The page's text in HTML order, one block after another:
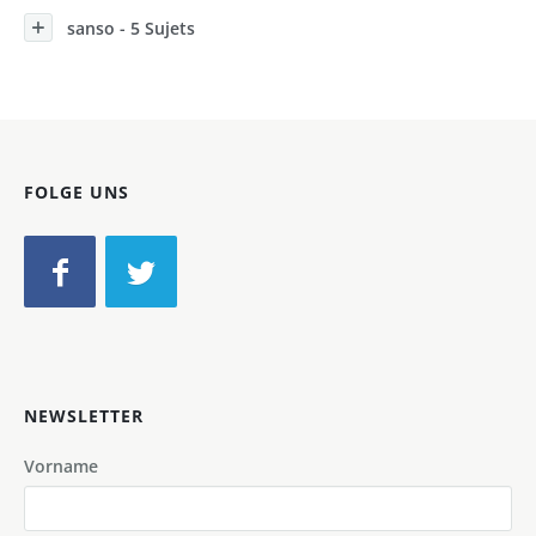
sanso - 5 Sujets
FOLGE UNS
NEWSLETTER
Vorname